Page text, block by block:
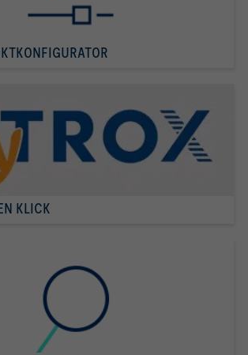
KLICK